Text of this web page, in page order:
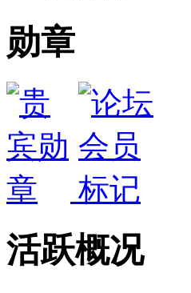
勋章
活跃概况